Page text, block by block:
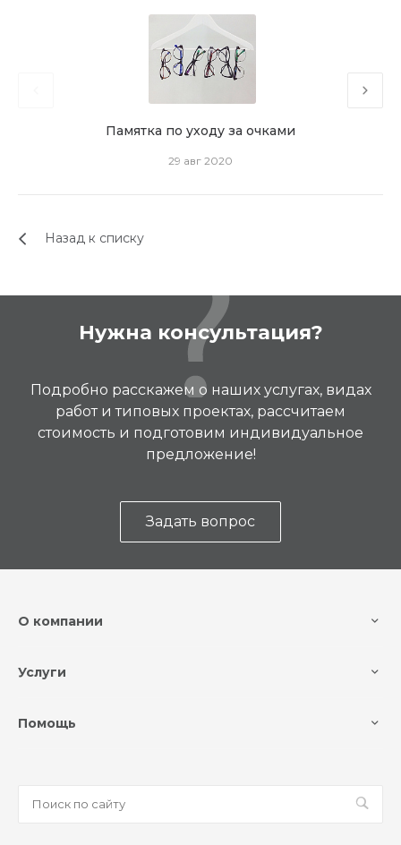
Памятка по уходу за очками
29 авг 2020
Назад к списку
Нужна консультация?
Подробно расскажем о наших услугах, видах
работ и типовых проектах, рассчитаем
стоимость и подготовим индивидуальное
предложение!
Задать вопрос
О компании
Услуги
Помощь